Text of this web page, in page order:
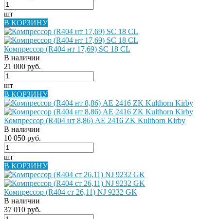
шт
В КОРЗИНУ
Компрессор (R404 нт 17,69) SC 18 СL
В наличии
21 000 руб.
шт
В КОРЗИНУ
Компрессор (R404 нт 8,86) AE 2416 ZK Kulthorn Kirby
В наличии
10 050 руб.
шт
В КОРЗИНУ
Компрессор (R404 ст 26,11) NJ 9232 GK
В наличии
37 010 руб.